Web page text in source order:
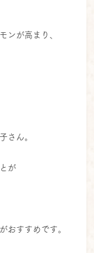
ンが高まり、
さん。
が
おすすめです。